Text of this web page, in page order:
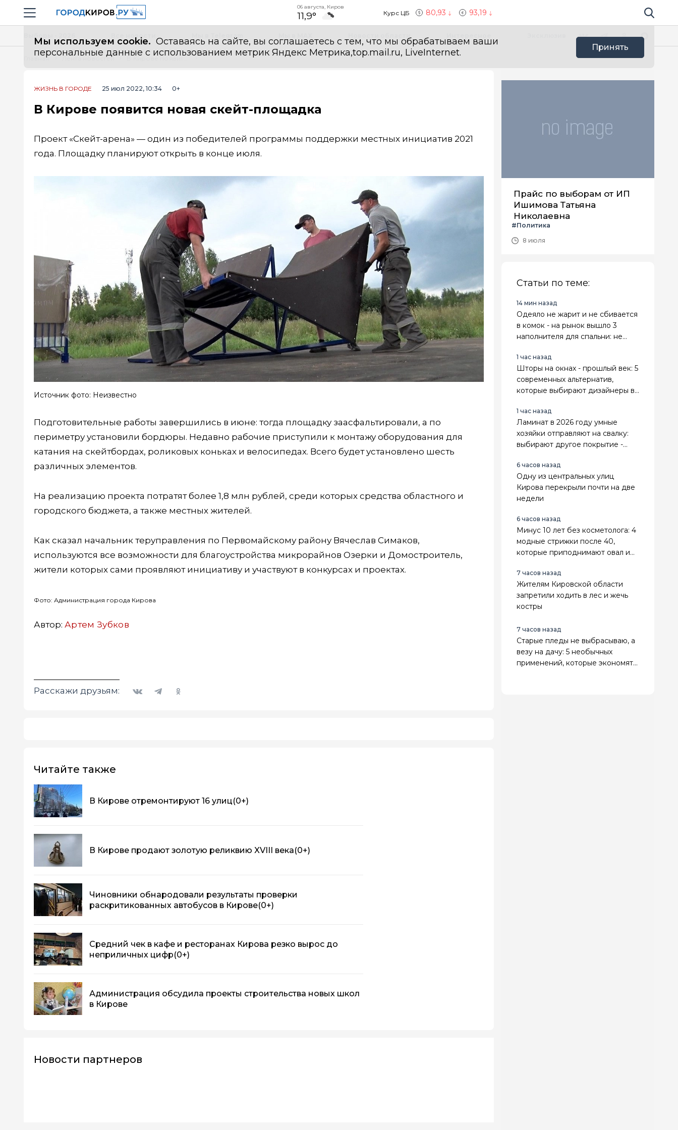
Навигация сайта
06 августа, Киров
11,9° Курс ЦБ 80,93 93,19 Поиск по
Мы используем cookie. Оставаясь на сайте, вы соглашаетесь с тем, что мы обрабатываем ваши
персональные данные с использованием метрик Яндекс Метрика,top.mail.ru, LiveInternet.
Принять
Все новости
Главная Лента новостей
ЖИЗНЬ В ГОРОДЕ 25 июл 2022, 10:34 0+
В Кирове появится новая скейт-площадка
Проект «Скейт-арена» — один из победителей программы поддержки местных инициатив 2021
года. Площадку планируют открыть в конце июля.
Источник фото: Неизвестно
Подготовительные работы завершились в июне: тогда площадку заасфальтировали, а по
периметру установили бордюры. Недавно рабочие приступили к монтажу оборудования для
катания на скейтбордах, роликовых коньках и велосипедах. Всего будет установлено шесть
различных элементов.
На реализацию проекта потратят более 1,8 млн рублей, среди которых средства областного и
городского бюджета, а также местных жителей.
Как сказал начальник теруправления по Первомайскому району Вячеслав Симаков,
используются все возможности для благоустройства микрорайнов Озерки и Домостроитель,
жители которых сами проявляют инициативу и участвуют в конкурсах и проектах.
Фото: Администрация города Кирова
Автор: Артем Зубков
Расскажи друзьям:
Читайте также
В Кирове отремонтируют 16 улиц(0+)
В Кирове продают золотую реликвию XVIII века(0+)
Чиновники обнародовали результаты проверки
раскритикованных автобусов в Кирове(0+)
Средний чек в кафе и ресторанах Кирова резко вырос до
неприличных цифр(0+)
Администрация обсудила проекты строительства новых школ
в Кирове
Новости партнеров
Прайс по выборам от ИП
Ишимова Татьяна
Николаевна
#Политика
8 июля
Статьи по теме:
14 мин назад
Одеяло не жарит и не сбивается
в комок - на рынок вышло 3
наполнителя для спальни: не
дольше
1 час назад
Шторы на окнах - прошлый век: 5
современных альтернатив,
которые выбирают дизайнеры в
1 час назад
Ламинат в 2026 году умные
хозяйки отправляют на свалку:
выбирают другое покрытие -
6 часов назад
Одну из центральных улиц
Кирова перекрыли почти на две
недели
6 часов назад
Минус 10 лет без косметолога: 4
модные стрижки после 40,
которые приподнимают овал и
7 часов назад
Жителям Кировской области
запретили ходить в лес и жечь
костры
7 часов назад
Старые пледы не выбрасываю, а
везу на дачу: 5 необычных
применений, которые экономят